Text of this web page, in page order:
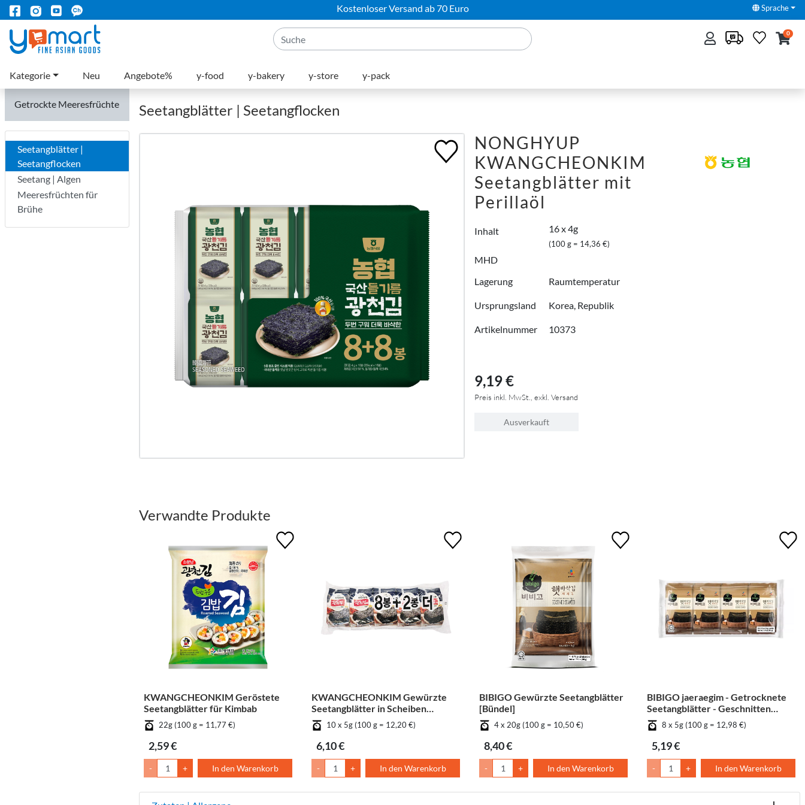
Kostenloser Versand ab 70 Euro Sprache
0
Kategorie Neu Angebote% y-food y-bakery y-store y-pack
Getrockte Meeresfrüchte
Seetangblätter |
Seetangflocken
Seetang | Algen
Meeresfrüchten für
Brühe
Seetangblätter | Seetangflocken
NONGHYUP
KWANGCHEONKIM
Seetangblätter mit
Perillaöl
Inhalt 16 x 4g
(100 g = 14,36 €)
MHD
Lagerung
Raumtemperatur
Ursprungsland Korea, Republik
Artikelnummer 10373
9,19 €
Preis inkl. MwSt., exkl. Versand
Ausverkauft
Verwandte Produkte
KWANGCHEONKIM Geröstete
Seetangblätter für Kimbab
22g (100 g = 11,77 €)
2,59 €
- + In den Warenkorb
KWANGCHEONKIM Gewürzte
Seetangblätter in Scheiben
geschnitten - Gemüse [Bündel]
10 x 5g (100 g = 12,20 €)
6,10 €
- + In den Warenkorb
BIBIGO Gewürzte Seetangblätter
[Bündel]
4 x 20g (100 g = 10,50 €)
8,40 €
- + In den Warenkorb
BIBIGO jaeraegim - Getrocknete
Seetangblätter - Geschnitten
[Bündel]8 x 5g (100 g = 12,98 €)
5,19 €
- + In den Warenkorb